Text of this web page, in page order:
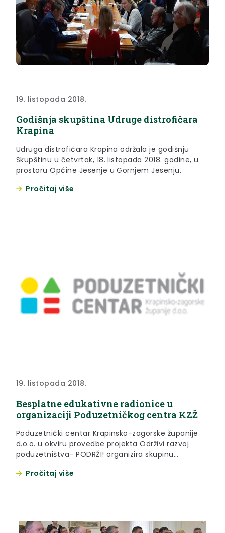
19. listopada 2018.
Godišnja skupština Udruge distrofičara
Krapina
Udruga distrofičara Krapina održala je godišnju
Skupštinu u četvrtak, 18. listopada 2018. godine, u
prostoru Općine Jesenje u Gornjem Jesenju.
Pročitaj više
19. listopada 2018.
Besplatne edukativne radionice u
organizaciji Poduzetničkog centra KZŽ
Poduzetnički centar Krapinsko-zagorske županije
d.o.o. u okviru provedbe projekta Održivi razvoj
poduzetništva- PODRŽI! organizira skupinu
konkurentnosti poduzetnika, obrtnika i
Pročitaj više